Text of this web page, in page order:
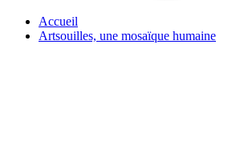
Accueil
Artsouilles, une mosaïque humaine